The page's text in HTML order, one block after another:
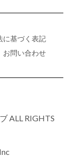
に基づく表記
お問い合わせ
ALL RIGHTS